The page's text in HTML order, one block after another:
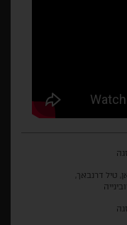
טיל דרנבאך,